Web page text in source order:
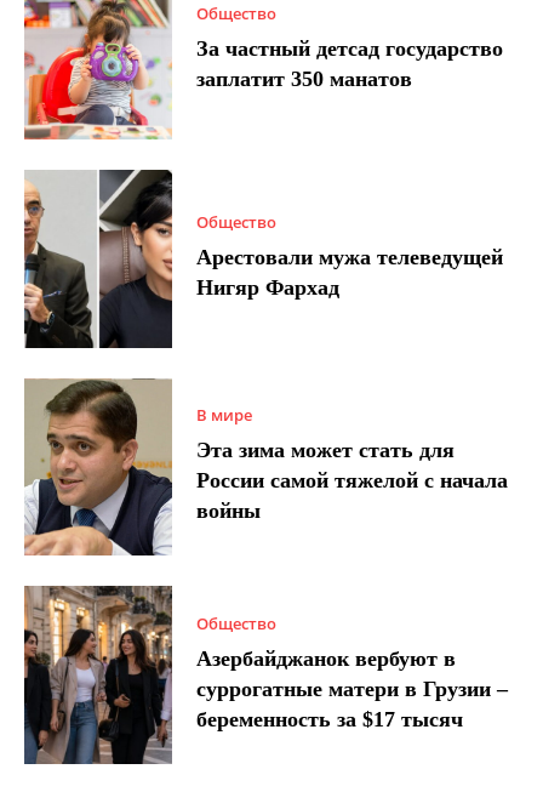
Общество
За частный детсад государство
заплатит 350 манатов
Общество
Арестовали мужа телеведущей
Нигяр Фархад
В мире
Эта зима может стать для
России самой тяжелой с начала
войны
Общество
Азербайджанок вербуют в
суррогатные матери в Грузии –
беременность за $17 тысяч